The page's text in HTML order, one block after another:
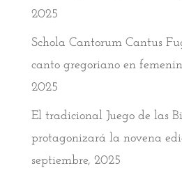
2025
Schola Cantorum Cantus
canto gregoriano en
2025
El tradicional Juego de las
protagonizará la novena
septiembre, 2025